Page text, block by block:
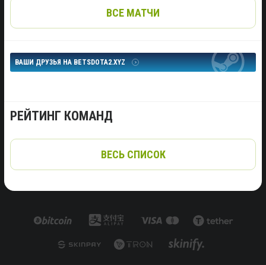
ВСЕ МАТЧИ
ВАШИ ДРУЗЬЯ НА BETSDOTA2.XYZ
РЕЙТИНГ КОМАНД
ВЕСЬ СПИСОК